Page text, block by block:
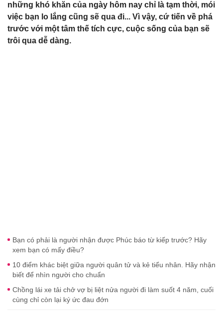
những khó khăn của ngày hôm nay chỉ là tạm thời, mói
việc bạn lo lắng cũng sẽ qua đi... Vì vậy, cứ tiến về phá
trước với một tâm thế tích cực, cuộc sống của bạn sẽ
trôi qua dễ dàng.
Bạn có phải là người nhận được Phúc báo từ kiếp trước? Hãy
xem bạn có mấy điều?
10 điểm khác biệt giữa người quân tử và kẻ tiểu nhân. Hãy nhận
biết để nhìn người cho chuẩn
Chồng lái xe tải chở vợ bị liệt nửa người đi làm suốt 4 năm, cuối
cùng chỉ còn lại ký ức đau đớn